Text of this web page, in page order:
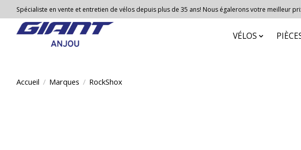
Spécialiste en vente et entretien de vélos depuis plus de 35 ans! Nous égalerons votre meilleur
VÉLOS
Accueil / Marques / RockShox